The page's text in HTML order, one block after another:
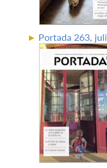
Portada 263,